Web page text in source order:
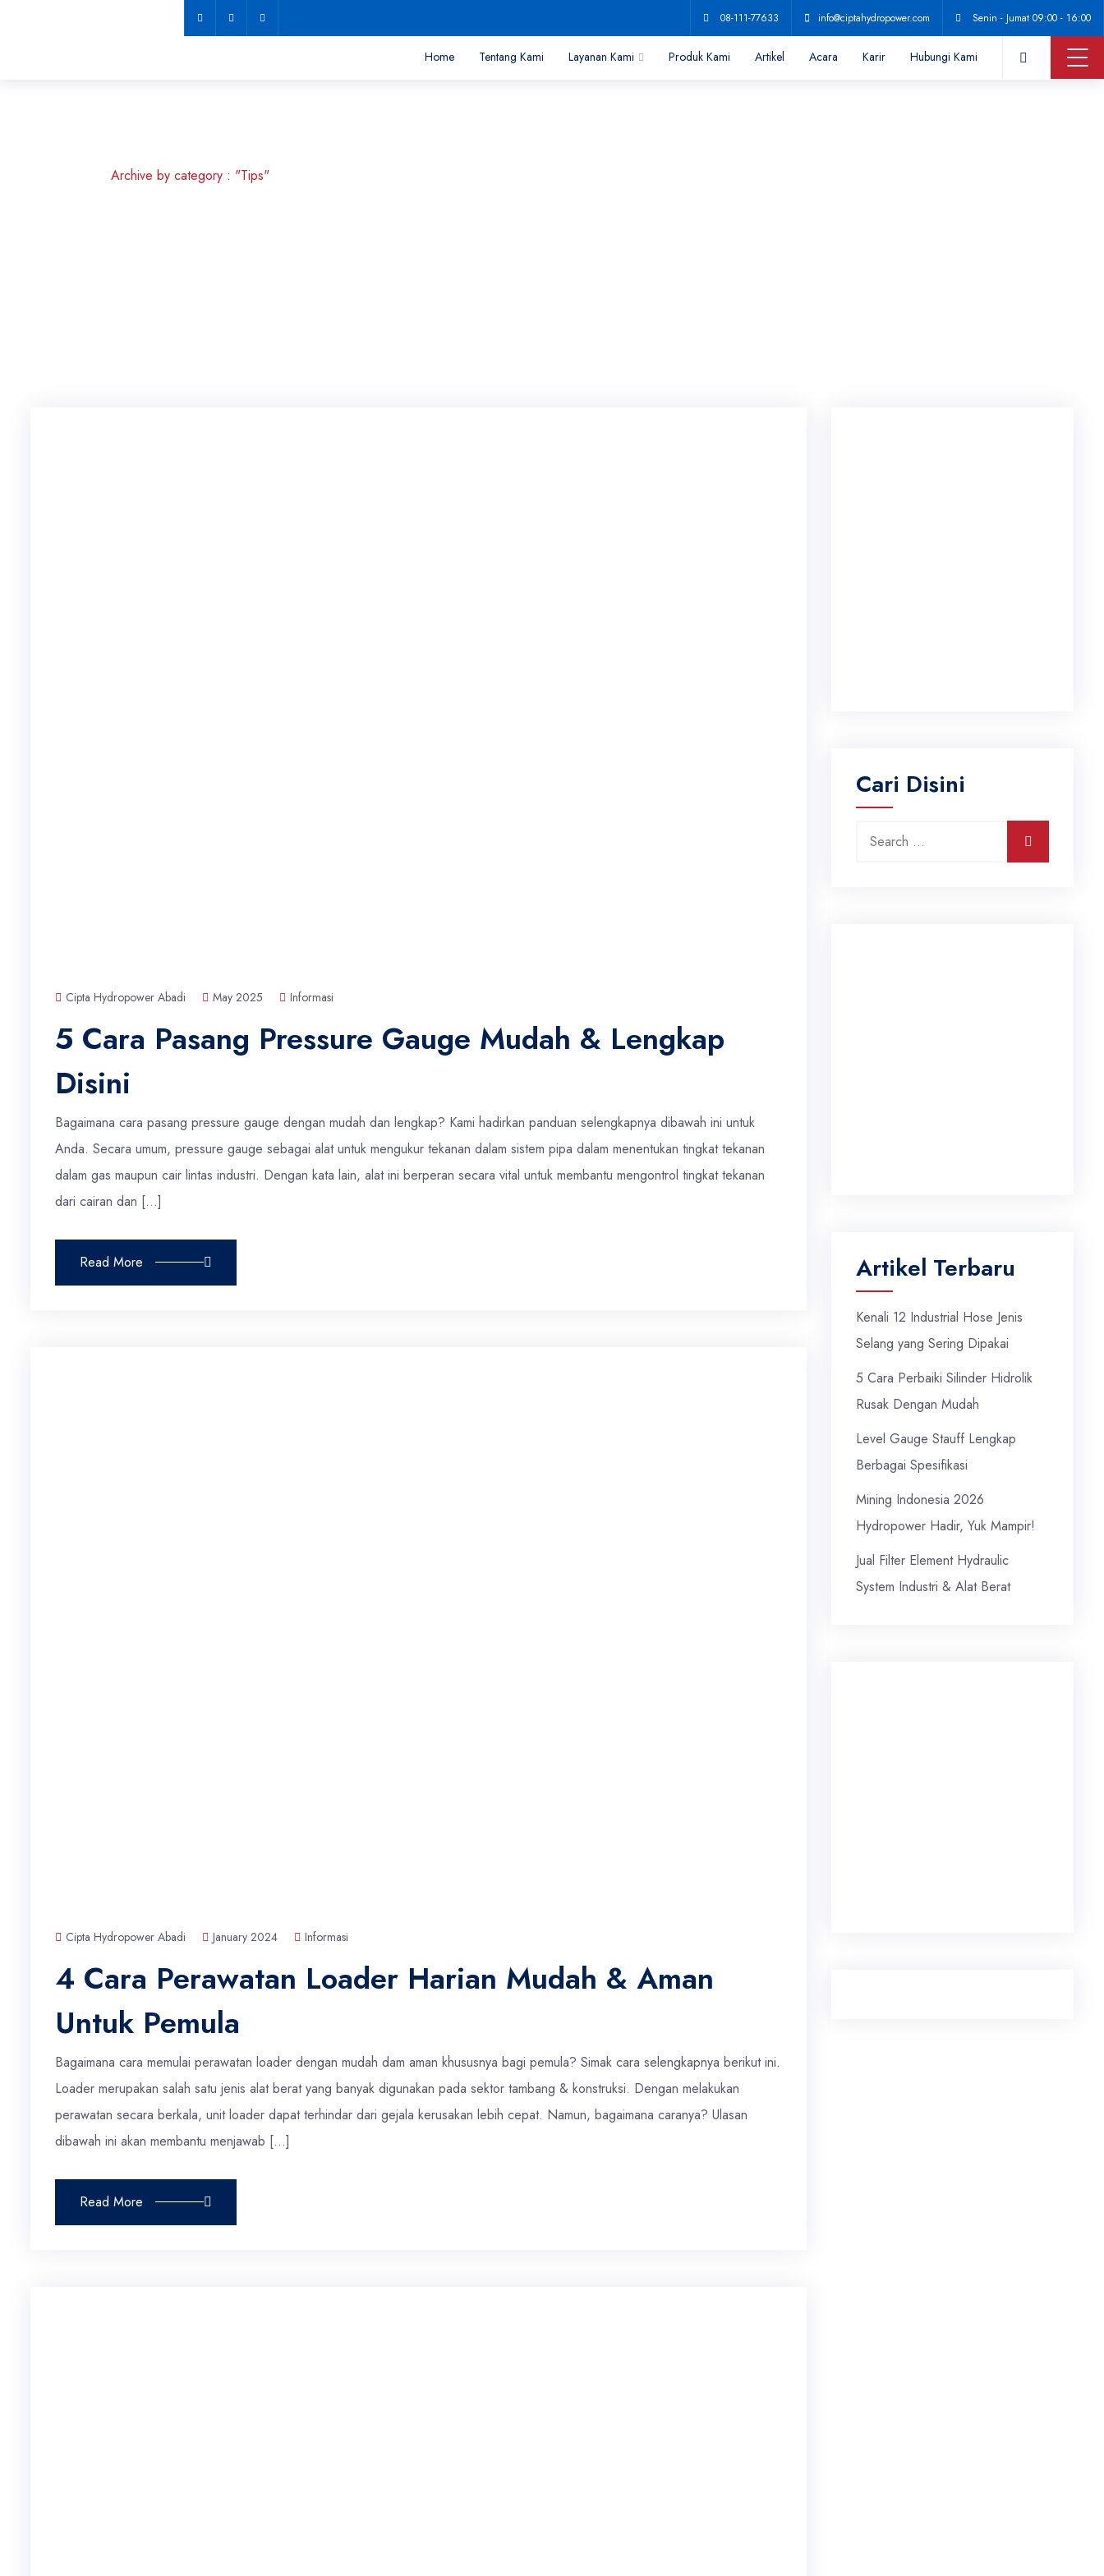
08-111-77633 info@ciptahydropower.com Senin - Jumat 09:00 - 16:00
Home Tentang Kami Layanan Kami Produk Kami Artikel Acara Karir Hubungi Kami
Archive by category : "Tips"
Cipta Hydropower Abadi May 2025 Informasi
5 Cara Pasang Pressure Gauge Mudah & Lengkap
Disini
Bagaimana cara pasang pressure gauge dengan mudah dan lengkap? Kami hadirkan panduan selengkapnya dibawah ini untuk
Anda. Secara umum, pressure gauge sebagai alat untuk mengukur tekanan dalam sistem pipa dalam menentukan tingkat tekanan
dalam gas maupun cair lintas industri. Dengan kata lain, alat ini berperan secara vital untuk membantu mengontrol tingkat tekanan
dari cairan dan […]
Read More
Cipta Hydropower Abadi January 2024 Informasi
4 Cara Perawatan Loader Harian Mudah & Aman
Untuk Pemula
Bagaimana cara memulai perawatan loader dengan mudah dam aman khususnya bagi pemula? Simak cara selengkapnya berikut ini.
Loader merupakan salah satu jenis alat berat yang banyak digunakan pada sektor tambang & konstruksi. Dengan melakukan
perawatan secara berkala, unit loader dapat terhindar dari gejala kerusakan lebih cepat. Namun, bagaimana caranya? Ulasan
dibawah ini akan membantu menjawab […]
Read More
Cari Disini
Search for:
Artikel Terbaru
Kenali 12 Industrial Hose Jenis
Selang yang Sering Dipakai
5 Cara Perbaiki Silinder Hidrolik
Rusak Dengan Mudah
Level Gauge Stauff Lengkap
Berbagai Spesifikasi
Mining Indonesia 2026
Hydropower Hadir, Yuk Mampir!
Jual Filter Element Hydraulic
System Industri & Alat Berat